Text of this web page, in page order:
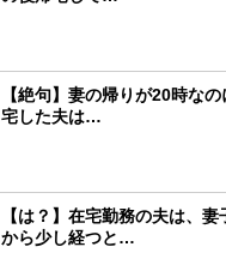
【絶句】妻の帰りが20時な
宅した夫は…
【は？】在宅勤務の夫は、
から少し経つと…